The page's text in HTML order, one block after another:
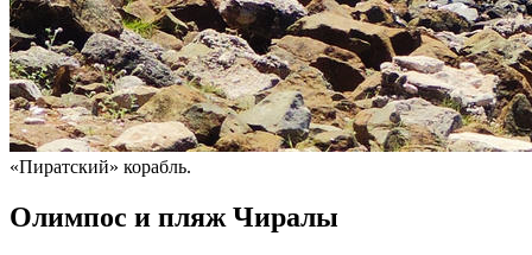
«Пиратский» корабль.
Олимпос и пляж Чиралы